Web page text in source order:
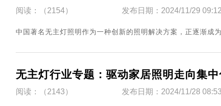
阅读：（2154） 发布日期：2024/11/29 09:12
中国著名无主灯照明作为一种创新的照明解决方案，正逐渐成
无主灯行业专题：驱动家居照明走向集
阅读：（2143） 发布日期：2024/11/28 08:53